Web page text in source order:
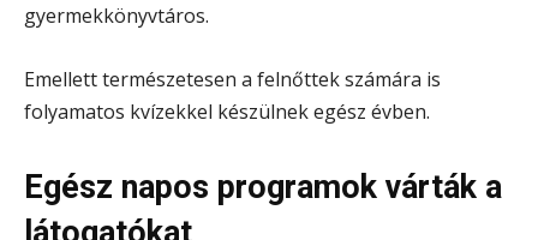
gyermekkönyvtáros.
Emellett természetesen a felnőttek számára is
folyamatos kvízekkel készülnek egész évben.
Egész napos programok várták a